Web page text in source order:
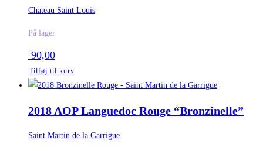
Chateau Saint Louis
På lager
90,00
Tilføj til kurv
2018 AOP Languedoc Rouge “Bronzinelle”
Saint Martin de la Garrigue